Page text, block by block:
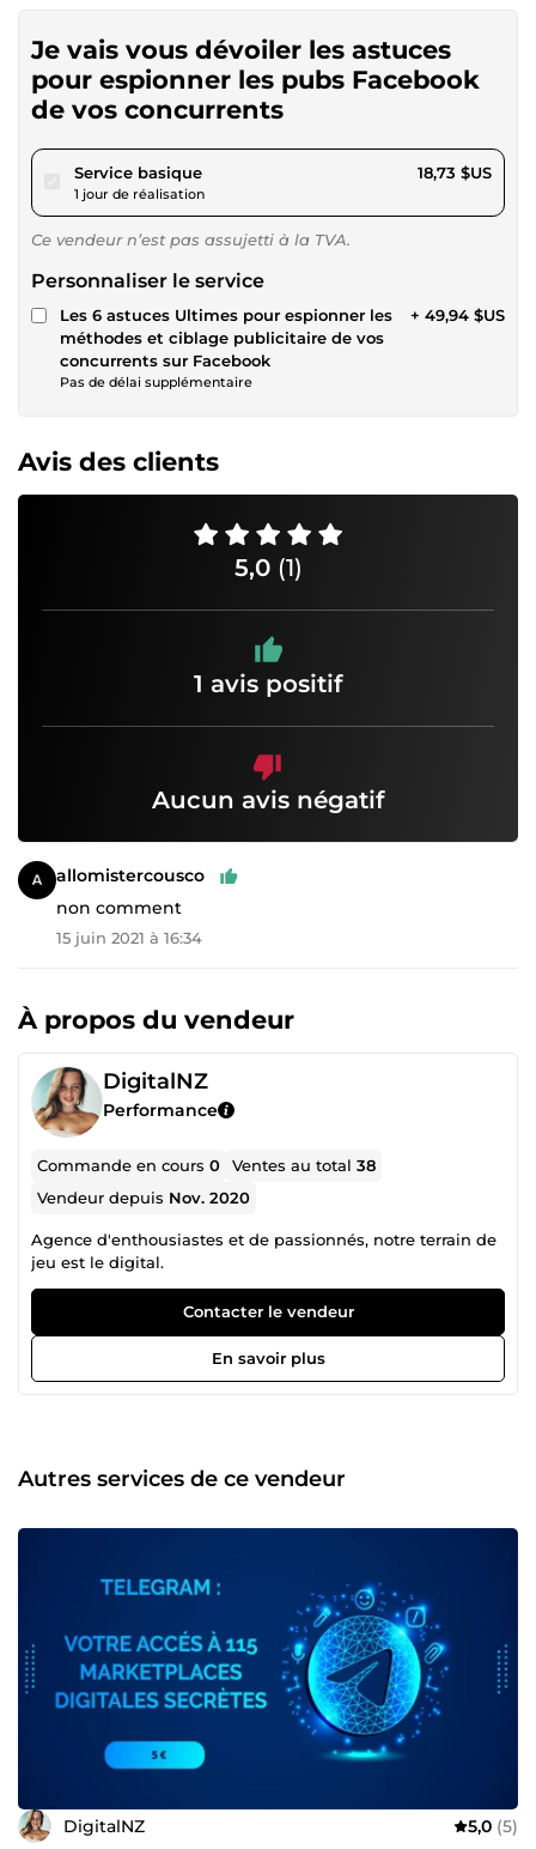
Je vais vous dévoiler les astuces
pour espionner les pubs Facebook
de vos concurrents
Service basiquepour 17,26 $US
1 jour de réalisation
18,73 $US
Ce vendeur n’est pas assujetti à la TVA.
Personnaliser le service
Les 6 astuces Ultimes pour espionner les
méthodes et ciblage publicitaire de vos
concurrents sur Facebook
Pas de délai supplémentaire
+ 49,94 $US
Avis des clients
5,0 (1)
1 avis positif
Aucun avis négatif
allomistercousco
non comment
15 juin 2021 à 16:34
À propos du vendeur
DigitalNZ
Performance
Commande en cours0 Ventes au total38
Vendeur depuis Nov. 2020
Agence d'enthousiastes et de passionnés, notre terrain de
jeu est le digital.
Contacter le vendeur
En savoir plus
Autres services de ce vendeur
DigitalNZ 5,0 (5)